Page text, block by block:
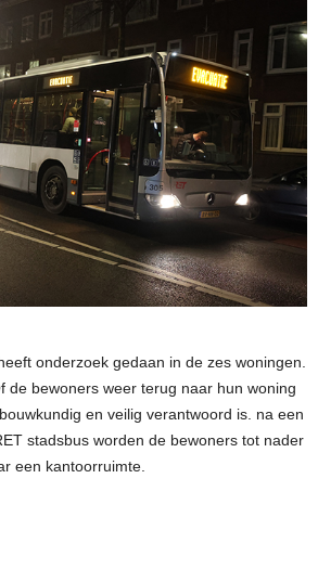
onderzoek gedaan in de zes woningen.
de bewoners weer terug naar hun woning
en veilig verantwoord is. na een
stadsbus worden de bewoners tot nader
een kantoorruimte.